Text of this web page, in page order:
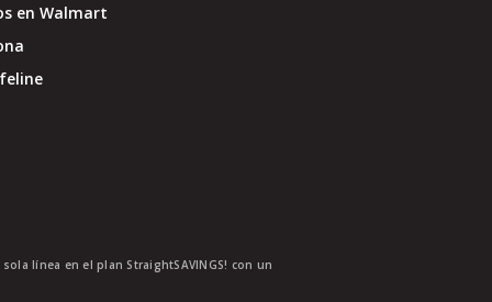
en Walmart
línea en el plan StraightSAVINGS! con un